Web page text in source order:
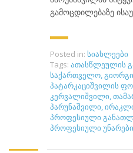
გამოცდილებაზე
Posted in: სიახლეები
Tags: ათასწლეულის
საქართველო
პატარკაციშვილის
კერვალიშვილი
პარუნაშვილი
პროფესიული
პროფესიული